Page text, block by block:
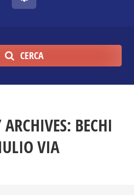
CERCA
ARCHIVES: BECHI
VIA